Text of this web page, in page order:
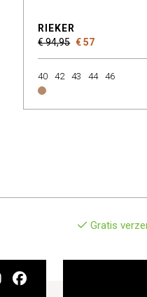
RIEKER
€ 94,95 € 57
40 42 43 44 46
Gratis